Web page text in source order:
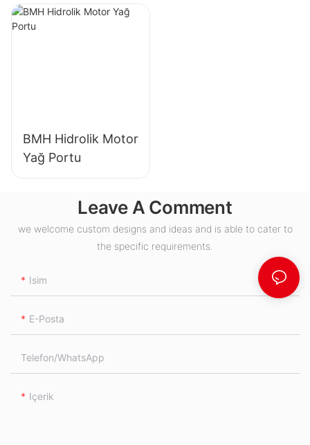
BMH Hidrolik Motor
Yağ Portu
Leave A Comment
we welcome custom designs and ideas and is able to cater to
the specific requirements.
Isim
E-Posta
Telefon/WhatsApp
Içerik